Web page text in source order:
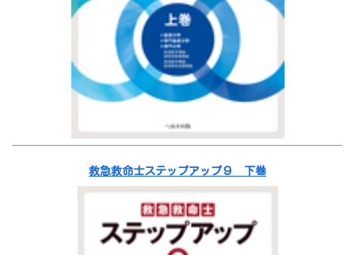
救急救命士ステップアップ９ 下巻